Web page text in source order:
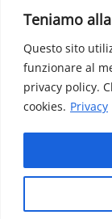
Teniamo
Questo sito
funzionare al
privacy policy.
cookies. Privacy
Detrazioni spese
Detrazione per
Bonus sociale
Gazzetta Ufficiale
INPS: Gestione
Le criptovalute: i
Manfe©